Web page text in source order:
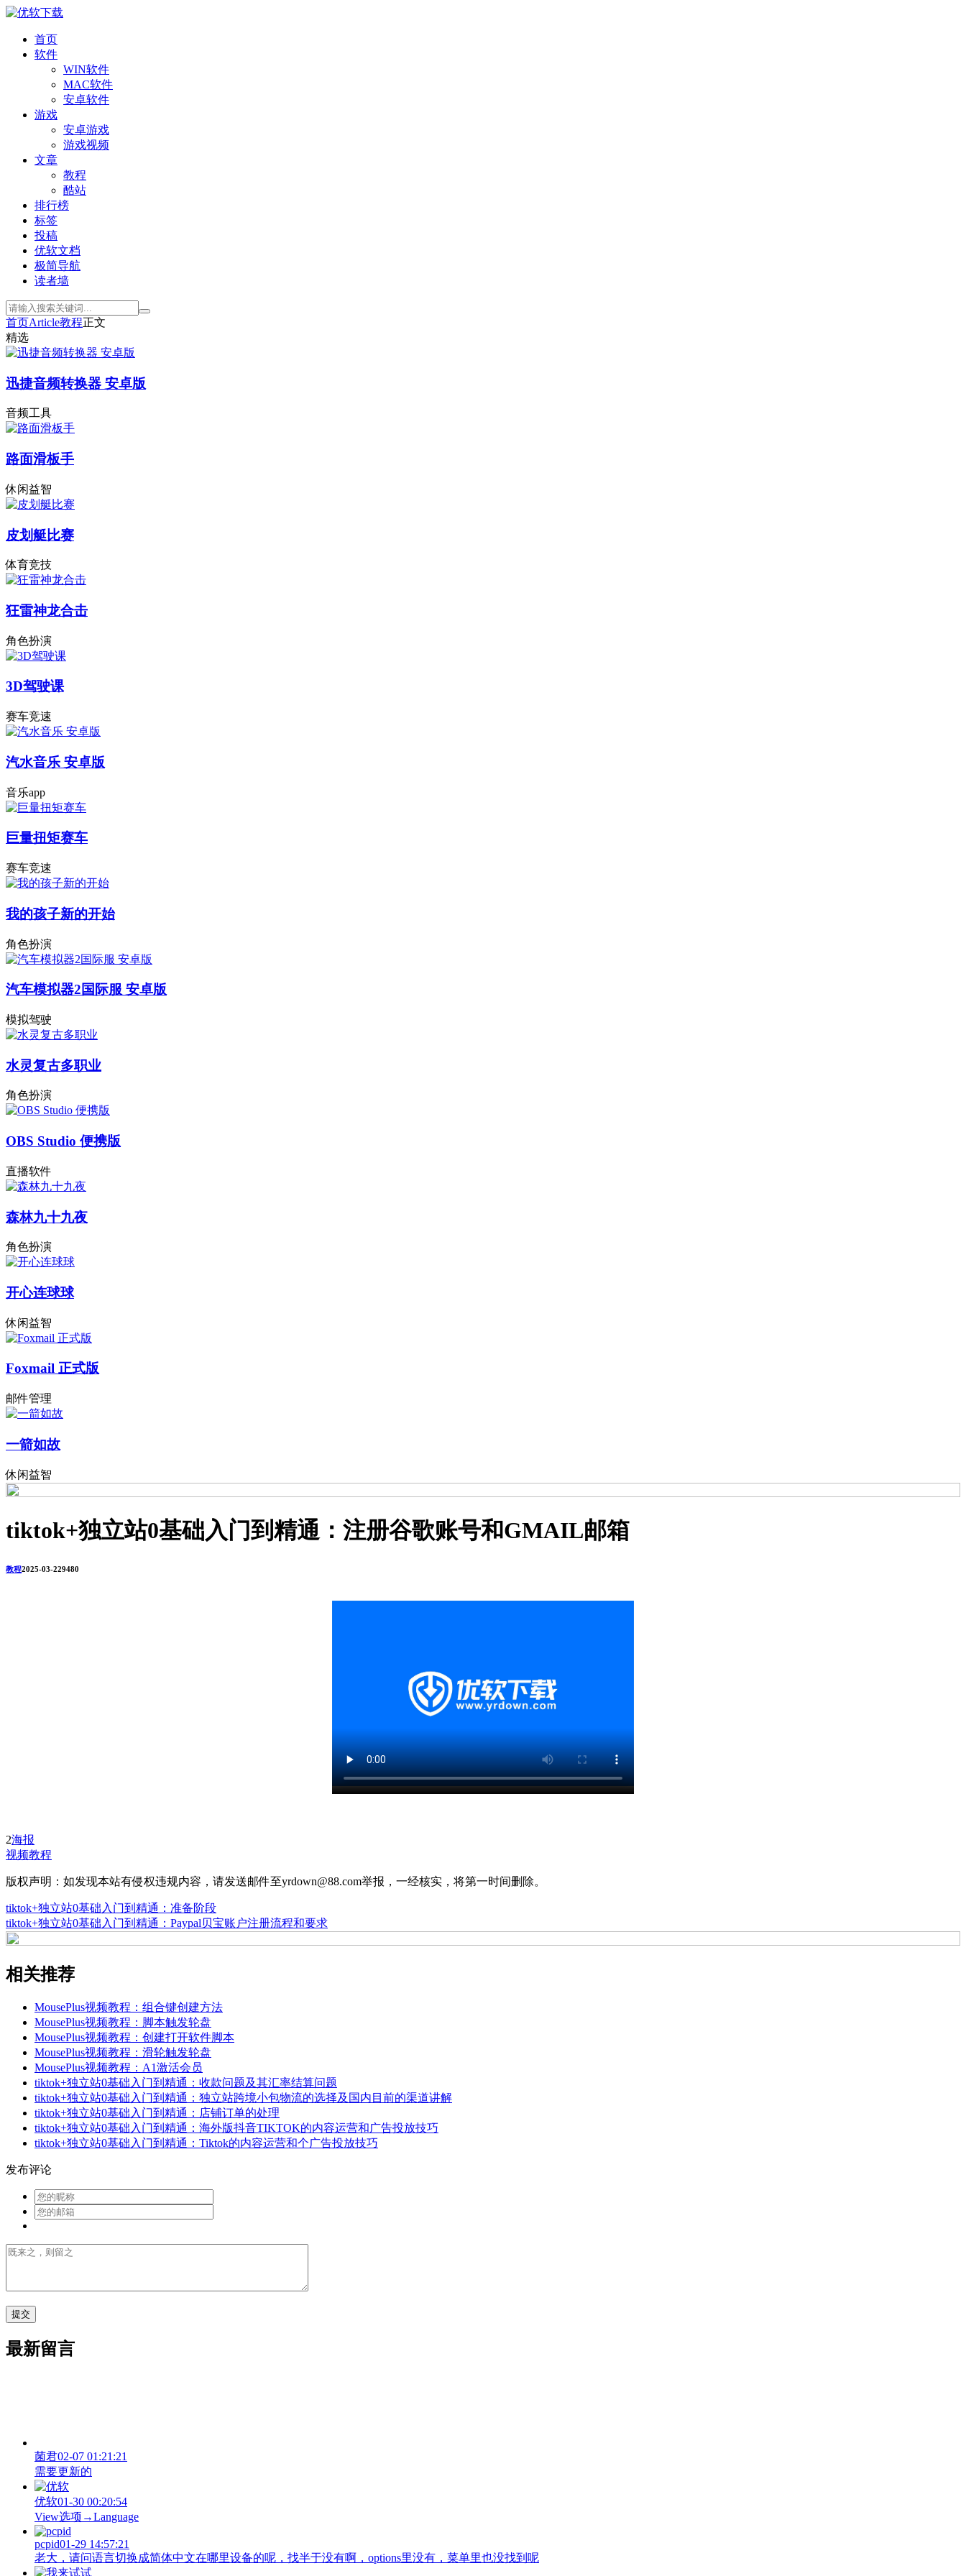
首页
软件
WIN软件
MAC软件
安卓软件
游戏
安卓游戏
游戏视频
文章
教程
酷站
排行榜
标签
投稿
优软文档
极简导航
读者墙
首页Article教程正文
精选
迅捷音频转换器 安卓版
音频工具
路面滑板手
休闲益智
皮划艇比赛
体育竞技
狂雷神龙合击
角色扮演
3D驾驶课
赛车竞速
汽水音乐 安卓版
音乐app
巨量扭矩赛车
赛车竞速
我的孩子新的开始
角色扮演
汽车模拟器2国际服 安卓版
模拟驾驶
水灵复古多职业
角色扮演
OBS Studio 便携版
直播软件
森林九十九夜
角色扮演
开心连球球
休闲益智
Foxmail 正式版
邮件管理
一箭如故
休闲益智
tiktok+独立站0基础入门到精通：注册谷歌账号和GMAIL邮箱
教程2025-03-229480
2海报
视频教程
版权声明：如发现本站有侵权违规内容，请发送邮件至yrdown@88.com举报，一经核实，将第一时间删除。
tiktok+独立站0基础入门到精通：准备阶段
tiktok+独立站0基础入门到精通：Paypal贝宝账户注册流程和要求
相关推荐
MousePlus视频教程：组合键创建方法
MousePlus视频教程：脚本触发轮盘
MousePlus视频教程：创建打开软件脚本
MousePlus视频教程：滑轮触发轮盘
MousePlus视频教程：A1激活会员
tiktok+独立站0基础入门到精通：收款问题及其汇率结算问题
tiktok+独立站0基础入门到精通：独立站跨境小包物流的选择及国内目前的渠道讲解
tiktok+独立站0基础入门到精通：店铺订单的处理
tiktok+独立站0基础入门到精通：海外版抖音TIKTOK的内容运营和广告投放技巧
tiktok+独立站0基础入门到精通：Tiktok的内容运营和个广告投放技巧
发布评论
最新留言
菌君02-07 01:21:21
需要更新的
优软01-30 00:20:54
View‌选项→Language
pcpid01-29 14:57:21
老大，请问语言切换成简体中文在哪里设备的呢，找半于没有啊，options里没有，菜单里也没找到呢